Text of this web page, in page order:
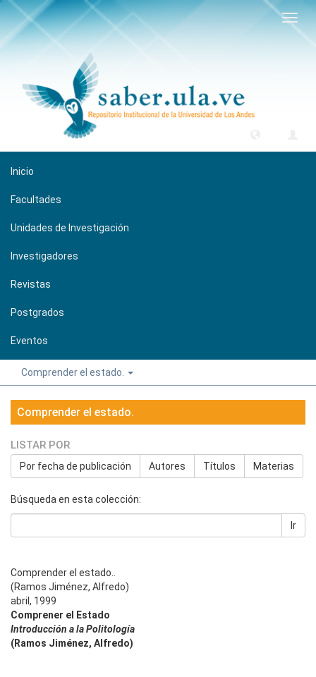
Inicio
Facultades
Unidades de Investigación
Investigadores
Revistas
Postgrados
Eventos
Comprender el estado.
Comprender el estado.
LISTAR POR
Por fecha de publicación Autores Títulos Materias
Búsqueda en esta colección:
Ir
Comprender el estado..
(Ramos Jiménez, Alfredo)
abril, 1999
Comprener el Estado
Introducción a la Politología
(Ramos Jiménez, Alfredo)